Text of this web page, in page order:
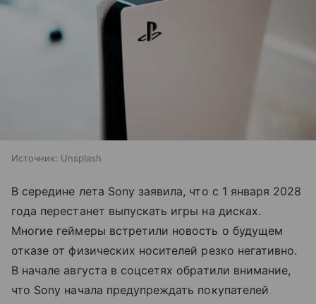
Источник: Unsplash
В середине лета Sony заявила, что с 1 января 2028
года перестанет выпускать игры на дисках.
Многие геймеры встретили новость о будущем
отказе от физических носителей резко негативно.
В начале августа в соцсетях обратили внимание,
что Sony начала предупреждать покупателей